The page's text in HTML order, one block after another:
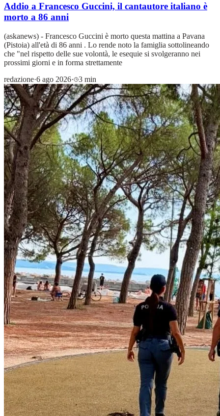
Addio a Francesco Guccini, il cantautore italiano è
morto a 86 anni
(askanews) - Francesco Guccini è morto questa mattina a Pavana
(Pistoia) all'età di 86 anni . Lo rende noto la famiglia sottolineando
che "nel rispetto delle sue volontà, le esequie si svolgeranno nei
prossimi giorni e in forma strettamente
redazione·6 ago 2026· 3 min